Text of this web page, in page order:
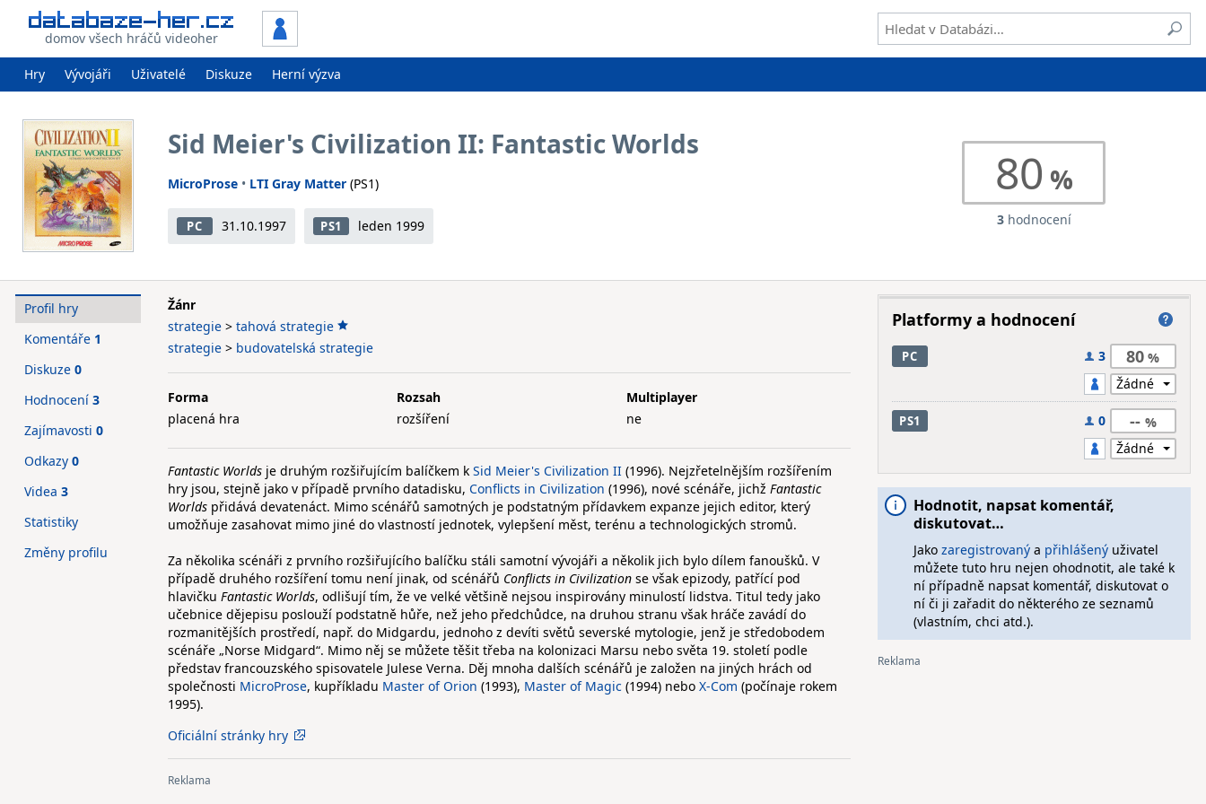
domov všech hráčů videoher
Hry Vývojáři Uživatelé Diskuze Herní výzva
Sid Meier's Civilization II: Fantastic Worlds
MicroProse • LTI Gray Matter (PS1)
PC 31.10.1997 PS1 leden 1999
80
3hodnocení
Žánr
strategie > tahová strategie
strategie > budovatelská strategie
Forma
placená hra
Rozsah
rozšíření
Multiplayer
ne
Fantastic Worlds je druhým rozšiřujícím balíčkem k Sid Meier's Civilization II (1996). Nejzřetelnějším rozšířením
hry jsou, stejně jako v případě prvního datadisku, Conflicts in Civilization (1996), nové scénáře, jichž Fantastic
Worlds přidává devatenáct. Mimo scénářů samotných je podstatným přídavkem expanze jejich editor, který
umožňuje zasahovat mimo jiné do vlastností jednotek, vylepšení měst, terénu a technologických stromů.
Za několika scénáři z prvního rozšiřujícího balíčku stáli samotní vývojáři a několik jich bylo dílem fanoušků. V
případě druhého rozšíření tomu není jinak, od scénářů Conflicts in Civilization se však epizody, patřící pod
hlavičku Fantastic Worlds, odlišují tím, že ve velké většině nejsou inspirovány minulostí lidstva. Titul tedy jako
učebnice dějepisu poslouží podstatně hůře, než jeho předchůdce, na druhou stranu však hráče zavádí do
rozmanitějších prostředí, např. do Midgardu, jednoho z devíti světů severské mytologie, jenž je středobodem
scénáře „Norse Midgard“. Mimo něj se můžete těšit třeba na kolonizaci Marsu nebo světa 19. století podle
představ francouzského spisovatele Julese Verna. Děj mnoha dalších scénářů je založen na jiných hrách od
společnosti MicroProse, kupříkladu Master of Orion (1993), Master of Magic (1994) nebo X-Com (počínaje rokem
1995).
Oficiální stránky hry
Profil hry
Komentáře 1
Diskuze 0
Hodnocení 3
Zajímavosti 0
Odkazy 0
Videa 3
Statistiky
Změny profilu
Platformy a hodnocení
PC 3 80
PS1 0 --
Hodnotit, napsat komentář,
diskutovat…
Jako zaregistrovanýa přihlášenýuživatel
můžete tuto hru nejen ohodnotit, ale také k
ní případně napsat komentář, diskutovat o
ní či ji zařadit do některého ze seznamů
(vlastním, chci atd.).